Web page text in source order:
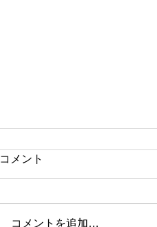
コメント
コメントを追加…